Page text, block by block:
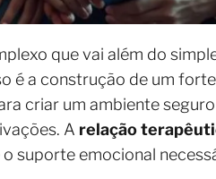
que vai além do
é a construção de um
criar um ambiente
A relação
suporte emocional